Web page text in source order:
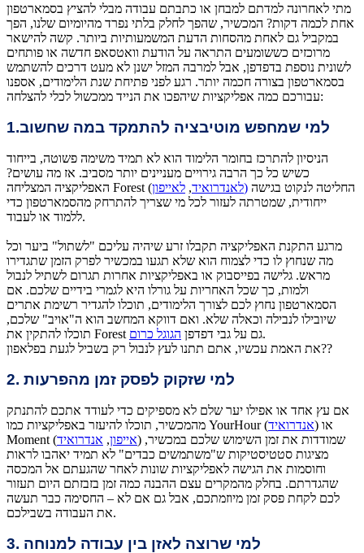
מתי לאחרונה למדתם למבחן או כתבתם עבודה מבלי להציץ בסמארטפון
אחת לכמה דקות? המכשיר, שהפך לחלק בלתי נפרד מהיומיום שלנו, הפך
במקביל גם לאחת מהסחות הדעת המשמעותיות ביותר. קשה להישאר
מרוכזים כששומעים התראה על הודעת וואטסאפ חדשה או פותחים
לשונית נוספת בדפדפן, אבל למרבה המזל ישנן לא מעט דרכים להשתמש
בסמארטפון בצורה חכמה יותר. רגע לפני פתיחת שנת הלימודים, אספנו
עבורכם כמה אפליקציות שיהפכו את הנייד ממכשול לכלי להצלחה:
1.למי שמחפש מוטיבציה להתמקד במה שחשוב
הניסיון להתרכז בחומר הלימוד הוא לא תמיד משימה פשוטה, בייחוד
כשיש כל כך הרבה גירויים מעניינים יותר מסביב. אז מה עושים?
האפליקציה המצליחה Forest (
לאנדרואיד, לאייפון)
ייחודית, שמטרתה לעזור לכל מי שצריך להתרחק מהסמארטפון כדי
ללמוד או לעבוד.
מרגע התקנת האפליקציה תקבלו זרע שיהיה עליכם "לשתול" ביער וכל
מה שנחוץ לו כדי לצמוח הוא שלא תגעו במכשיר לפרק הזמן שתגדירו
מראש. גלישה בפייסבוק או באפליקציות אחרות תגרום לשתיל לנבול
ולמות, כך שכל האחריות על גורלו היא לגמרי בידיים שלכם. אם
הסמארטפון נחוץ לכם לצורך הלימודים, תוכלו להגדיר רשימת אתרים
שיובילו לנבילה וכאלה שלא. ואם דווקא המחשב הוא ה"אויב" שלכם,
תוכלו להתקין את Forest גם על גבי דפדפן הגוגל כרום
.
את האמת עכשיו, אתם תתנו לעץ לנבול רק בשביל לגעת בפלאפון??
2. למי שזקוק לפסק זמן מהפרעות
אם עץ אחד או אפילו יער שלם לא מספיקים כדי לעודד אתכם להתנתק
מהמכשיר, תוכלו להיעזר באפליקציות כמו YourHour (אנדרואיד) או
Moment (
אייפון, אנדרואיד
) שמודדות את זמן השימוש שלכם במכשיר,
מציגות סטטיסטיקות ש"משתמשים כבדים" לא תמיד יאהבו לראות
וחוסמות את הגישה לאפליקציות שונות לאחר שהגעתם אל המכסה
שהגדרתם. בחלק מהמקרים עצם ההבנה כמה זמן בזבזתם היום תעזור
לכם לקחת פסק זמן מיוזמתכם, אבל גם אם לא – החסימה כבר תעשה
את העבודה בשבילכם.
3. למי שרוצה לאזן בין עבודה למנוחה